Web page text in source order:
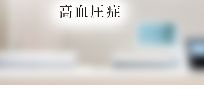
高血圧症